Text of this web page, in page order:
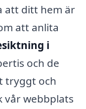
att ditt hem är
att anlita
i
och de
tryggt och
vår webbplats